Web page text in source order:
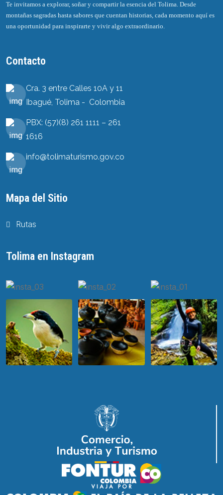
Te invitamos a explorar, soñar y compartir la esencia del Tolima. Desde
montañas sagradas hasta sabores que cuentan historias, cada momento aquí es
una oportunidad para inspirarte y vivir algo extraordinario.
Contacto
Cra. 3 entre Calles 10A y 11
Ibagué, Tolima - Colombia
PBX: (57)(8) 261 1111 – 261
1616
info@tolimaturismo.gov.co
Mapa del Sitio
Rutas
Tolima en Instagram